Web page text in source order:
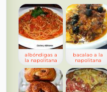
albóndigas a
la napolitana
bacalao a la
napolitana